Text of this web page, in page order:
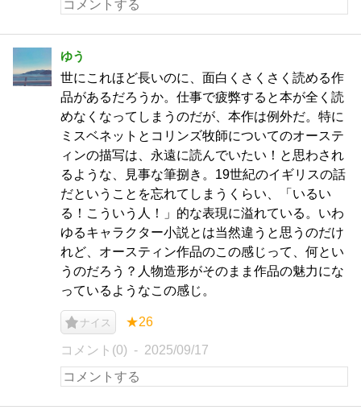
ゆう
世にこれほど長いのに、面白くさくさく読める作
品があるだろうか。仕事で疲弊すると本が全く読
めなくなってしまうのだが、本作は例外だ。特に
ミスベネットとコリンズ牧師についてのオーステ
ィンの描写は、永遠に読んでいたい！と思わされ
るような、見事な筆捌き。19世紀のイギリスの話
だということを忘れてしまうくらい、「いるい
る！こういう人！」的な表現に溢れている。いわ
ゆるキャラクター小説とは当然違うと思うのだけ
れど、オースティン作品のこの感じって、何とい
うのだろう？人物造形がそのまま作品の魅力にな
っているようなこの感じ。
ナイス ★26
コメント(0) 2025/09/17